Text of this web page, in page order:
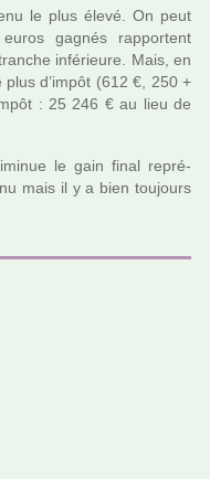
le plus élevé. On peut
gagnés rap­por­tent
infé­rieure. Mais, en
d’impôt (612 €, 250 +
: 25 246 € au lieu de
le gain final repré­
mais il y a bien tou­jours